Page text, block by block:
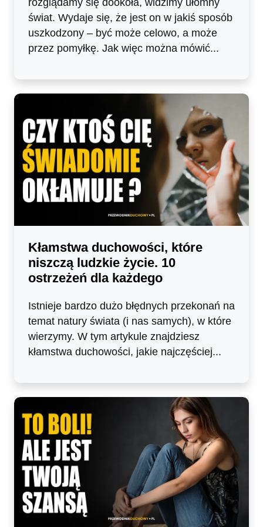
rozglądamy się dookoła, widzimy ułomny
świat. Wydaje się, że jest on w jakiś sposób
uszkodzony – być może celowo, a może
przez pomyłkę. Jak więc można mówić...
Kłamstwa duchowości, które
niszczą ludzkie życie. 10
ostrzeżeń dla każdego
Istnieje bardzo dużo błędnych przekonań na
temat natury świata (i nas samych), w które
wierzymy. W tym artykule znajdziesz
kłamstwa duchowości, jakie najczęściej...